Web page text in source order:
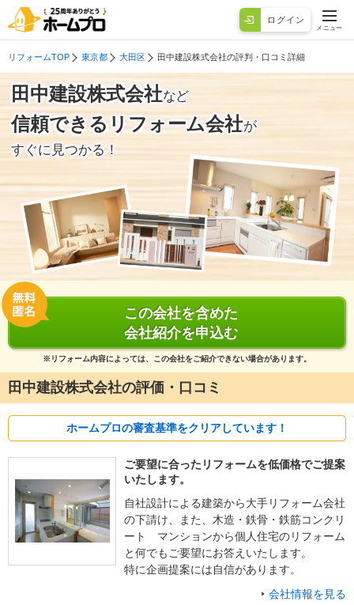
ログイン
メニュー
リフォームTOP 東京都 大田区 田中建設株式会社の評判・口コミ詳細
田中建設株式会社など
信頼できるリフォーム会社が
すぐに見つかる！
この会社を含めた
会社紹介を申込む
※リフォーム内容によっては、この会社をご紹介できない場合があります。
田中建設株式会社の評価・口コミ
ホームプロの審査基準をクリアしています！
ご要望に合ったリフォームを低価格でご提案
いたします。
自社設計による建築から大手リフォーム会社
の下請け、また、木造・鉄骨・鉄筋コンクリ
ート マンションから個人住宅のリフォーム
と何でもご要望にお答えいたします。
特に企画提案には自信があります。
会社情報を見る